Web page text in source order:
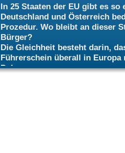
In 25 Staaten der EU gibt es
Deutschland und Österreich
Prozedur. Wo bleibt an dieser
Bürger?
Die Gleichheit besteht darin,
Führerschein überall in Europa
Polen.